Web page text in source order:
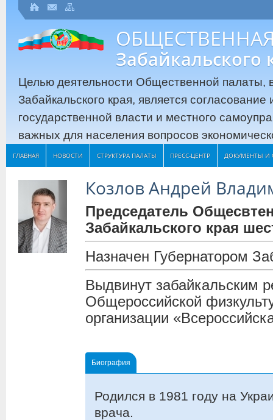
Забайкальского
Целью деятельности Общественной палаты,
Забайкальского края, является
государственной власти и местного
важных для населения вопросов
ГЛАВНАЯ НОВОСТИ СТРУКТУРА ПАЛАТЫ ПРЕСС-ЦЕНТР ДОКУМЕНТЫ И
Козлов Андрей
Председатель
Забайкальского края
Назначен Губернатором
Выдвинут забайкальским
Общероссийской
организации
Биография
Родился в 1981 году на
врача.